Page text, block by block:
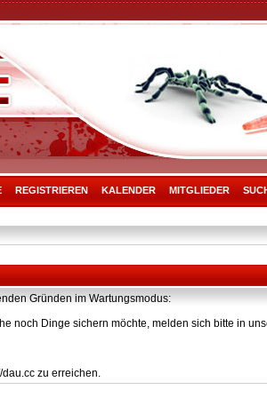
REGISTRIEREN KALENDER MITGLIEDER
Gründen im Wartungsmodus:
noch Dinge sichern möchte, melden sich bitte in
zu erreichen.